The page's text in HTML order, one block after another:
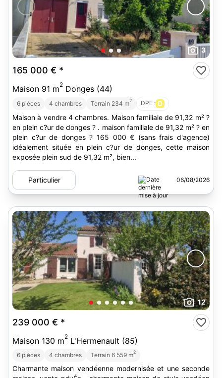
3
165 000 € *
Maison 91 m2 Donges (44)
6 pièces 4 chambres Terrain 234 m2 DPE : D
Maison à vendre 4 chambres. Maison familiale de 91,32 m² ?
en plein c?ur de donges ? . maison familiale de 91,32 m² ? en
plein c?ur de donges ? 165 000 € (sans frais d'agence)
idéalement située en plein c?ur de donges, cette maison
exposée plein sud de 91,32 m², bien...
Particulier 06/08/2026
12
239 000 € *
Maison 130 m2 L'Hermenault (85)
6 pièces 4 chambres Terrain 6 559 m2
Charmante maison vendéenne modernisée et une seconde